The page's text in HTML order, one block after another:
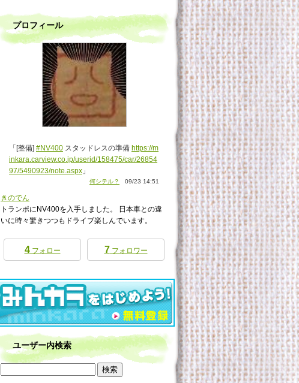
プロフィール
「[整備] #NV400 スタッドレスの準備 https://m
inkara.carview.co.jp/userid/158475/car/26854
97/5490923/note.aspx 」
何シテル？ 09/23 14:51
きのでん
トランポにNV400を入手しました。 日本車との違
いに時々驚きつつもドライブ楽しんでいます。
4フォロー 7 フォロワー
ユーザー内検索